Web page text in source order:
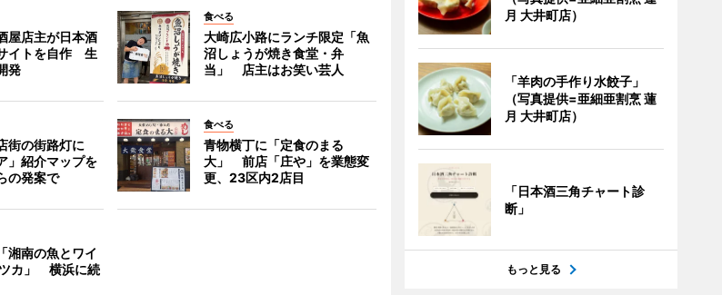
屋店主が日本酒
イトを自作 生
発
食べる
大崎広小路にランチ限定「魚
沼しょうが焼き食堂・弁
当」 店主はお笑い芸人
街の街路灯に
」紹介マップを
の発案で
食べる
青物横丁に「定食のまる
大」 前店「庄や」を業態変
更、23区内2店目
湘南の魚とワイ
カ」 横浜に続
月 大井町店）
「羊肉の手作り水餃子」
（写真提供=亜細亜割烹 蓮
月 大井町店）
「日本酒三角チャート診
断」
もっと見る